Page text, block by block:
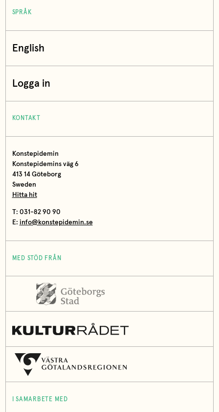
SPRÅK
English
Logga in
KONTAKT
Konstepidemin
Konstepidemins väg 6
413 14 Göteborg
Sweden
Hitta hit
T: 031-82 90 90
E: info@konstepidemin.se
MED STÖD FRÅN
I SAMARBETE MED